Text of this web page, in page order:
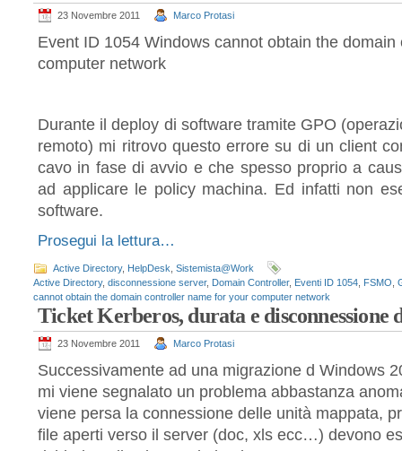
23 Novembre 2011 Marco Protasi
Event ID 1054 Windows cannot obtain the
computer network
Durante il deploy di software tramite GPO
remoto) mi ritrovo questo errore su di un client
cavo in fase di avvio e che spesso proprio a
ad applicare le policy machina. Ed infatti non
software.
Prosegui la lettura…
Active Directory, HelpDesk Sistemista@Work
Active Directory, disconnessione server, Domain Controller, Eventi ID 1054 FSMO
cannot obtain the domain controller name for your computer network
Ticket Kerberos, durata e disconnessione
23 Novembre 2011 Marco Protasi
Successivamente ad una migrazione d Windows
mi viene segnalato un problema abbastanza
viene persa la connessione delle unità mappata,
file aperti verso il server (doc, xls ecc…) devono